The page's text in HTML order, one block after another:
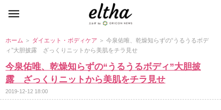
ホーム ＞ ダイエット・ボディケア ＞ 今泉佑唯、乾燥知らずの“うるうるボデ
ィ”大胆披露 ざっくりニットから美肌をチラ見せ
今泉佑唯、乾燥知らずの“うるうるボディ”大胆披
露 ざっくりニットから美肌をチラ見せ
2019-12-12 18:00